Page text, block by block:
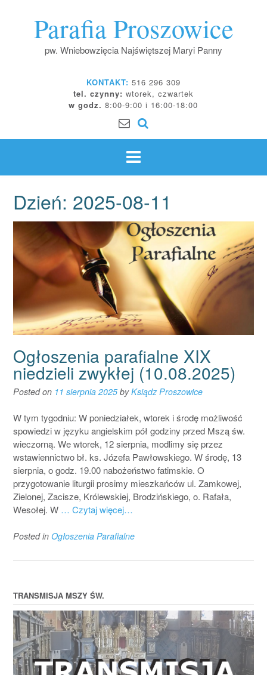
Parafia Proszowice
pw. Wniebowzięcia Najświętszej Maryi Panny
KONTAKT: 516 296 309
tel. czynny: wtorek, czwartek
w godz. 8:00-9:00 i 16:00-18:00
Dzień: 2025-08-11
Ogłoszenia parafialne XIX
niedzieli zwykłej (10.08.2025)
Posted on 11 sierpnia 2025 byKsiądz Proszowice
W tym tygodniu: W poniedziałek, wtorek i środę możliwość
spowiedzi w języku angielskim pół godziny przed Mszą św.
wieczorną. We wtorek, 12 sierpnia, modlimy się przez
wstawiennictwo bł. ks. Józefa Pawłowskiego. W środę, 13
sierpnia, o godz. 19.00 nabożeństwo fatimskie. O
przygotowanie liturgii prosimy mieszkańców ul. Zamkowej,
Zielonej, Zacisze, Królewskiej, Brodzińskiego, o. Rafała,
Wesołej. W … Czytaj więcej…
Posted in Ogłoszenia Parafialne
TRANSMISJA MSZY ŚW.